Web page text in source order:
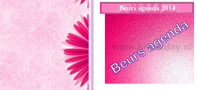
Beurs agenda 2014